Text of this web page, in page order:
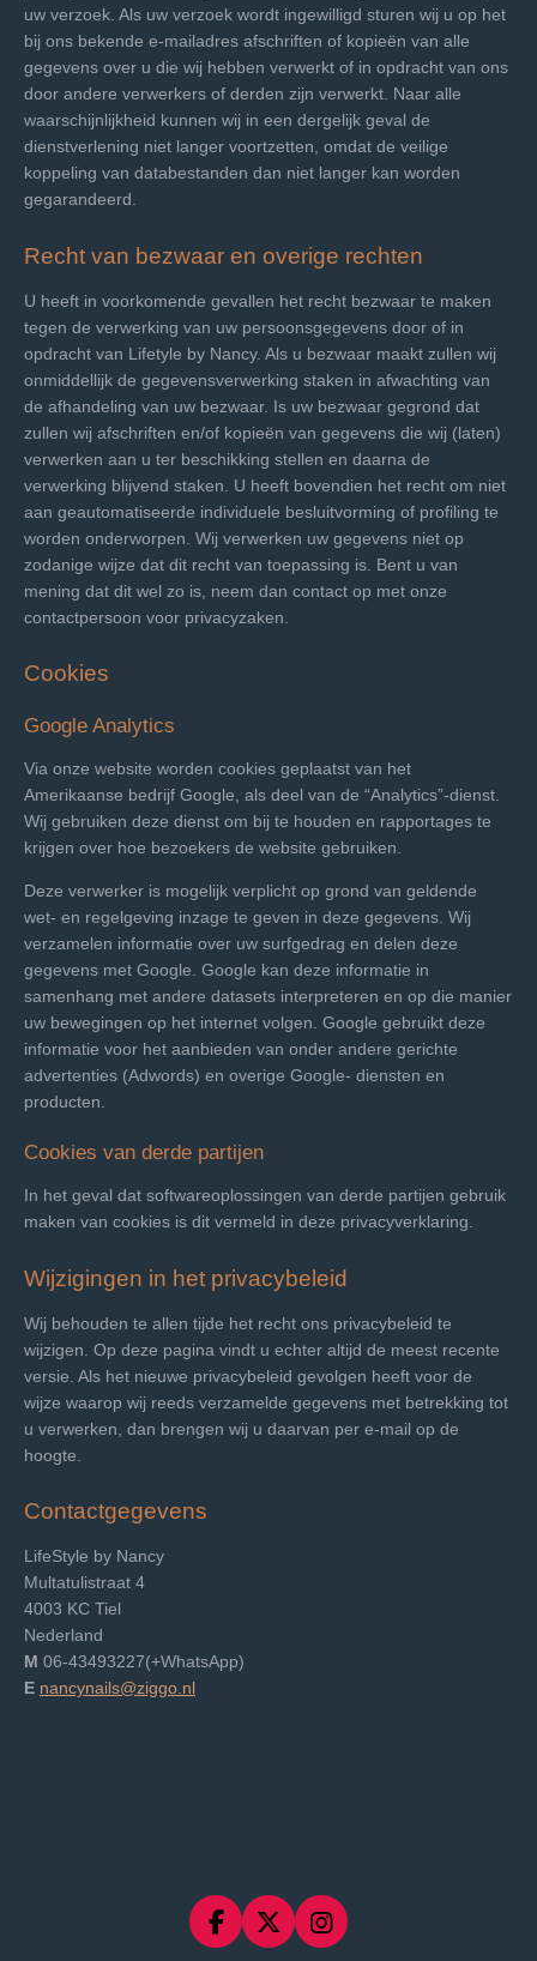
uw verzoek. Als uw verzoek wordt ingewilligd sturen wij u op het
bij ons bekende e-mailadres afschriften of kopieën van alle
gegevens over u die wij hebben verwerkt of in opdracht van ons
door andere verwerkers of derden zijn verwerkt. Naar alle
waarschijnlijkheid kunnen wij in een dergelijk geval de
dienstverlening niet langer voortzetten, omdat de veilige
koppeling van databestanden dan niet langer kan worden
gegarandeerd.
Recht van bezwaar en overige rechten
U heeft in voorkomende gevallen het recht bezwaar te maken
tegen de verwerking van uw persoonsgegevens door of in
opdracht van Lifetyle by Nancy. Als u bezwaar maakt zullen wij
onmiddellijk de gegevensverwerking staken in afwachting van
de afhandeling van uw bezwaar. Is uw bezwaar gegrond dat
zullen wij afschriften en/of kopieën van gegevens die wij (laten)
verwerken aan u ter beschikking stellen en daarna de
verwerking blijvend staken. U heeft bovendien het recht om niet
aan geautomatiseerde individuele besluitvorming of profiling te
worden onderworpen. Wij verwerken uw gegevens niet op
zodanige wijze dat dit recht van toepassing is. Bent u van
mening dat dit wel zo is, neem dan contact op met onze
contactpersoon voor privacyzaken.
Cookies
Google Analytics
Via onze website worden cookies geplaatst van het
Amerikaanse bedrijf Google, als deel van de “Analytics”-dienst.
Wij gebruiken deze dienst om bij te houden en rapportages te
krijgen over hoe bezoekers de website gebruiken.
Deze verwerker is mogelijk verplicht op grond van geldende
wet- en regelgeving inzage te geven in deze gegevens. Wij
verzamelen informatie over uw surfgedrag en delen deze
gegevens met Google. Google kan deze informatie in
samenhang met andere datasets interpreteren en op die manier
uw bewegingen op het internet volgen. Google gebruikt deze
informatie voor het aanbieden van onder andere gerichte
advertenties (Adwords) en overige Google- diensten en
producten.
Cookies van derde partijen
In het geval dat softwareoplossingen van derde partijen gebruik
maken van cookies is dit vermeld in deze privacyverklaring.
Wijzigingen in het privacybeleid
Wij behouden te allen tijde het recht ons privacybeleid te
wijzigen. Op deze pagina vindt u echter altijd de meest recente
versie. Als het nieuwe privacybeleid gevolgen heeft voor de
wijze waarop wij reeds verzamelde gegevens met betrekking tot
u verwerken, dan brengen wij u daarvan per e-mail op de
hoogte.
Contactgegevens
LifeStyle by Nancy
Multatulistraat 4
4003 KC Tiel
Nederland
M 06-43493227(+WhatsApp)
E nancynails@ziggo.nl
F
X
I